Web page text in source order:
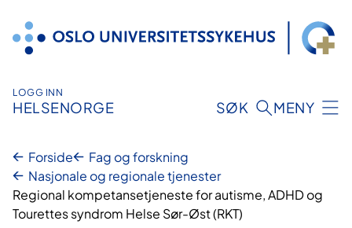
innhold
LOGG INN
HELSENORGE SØK MENY
Forside
Fag og forskning
Nasjonale og regionale tjenester
Regional kompetansetjeneste for autisme, ADHD og
Tourettes syndrom Helse Sør-Øst (RKT)